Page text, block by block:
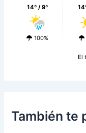
14º / 9º
100%
El
También te